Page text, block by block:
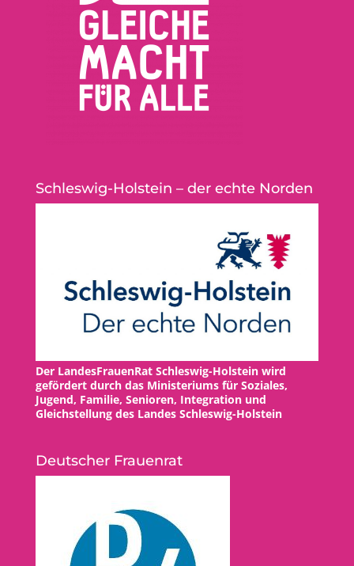
Schleswig-Holstein – der echte Norden
Der LandesFrauenRat Schleswig-Holstein wird
gefördert durch das Ministeriums für Soziales,
Jugend, Familie, Senioren, Integration und
Gleichstellung des Landes Schleswig-Holstein
Deutscher Frauenrat